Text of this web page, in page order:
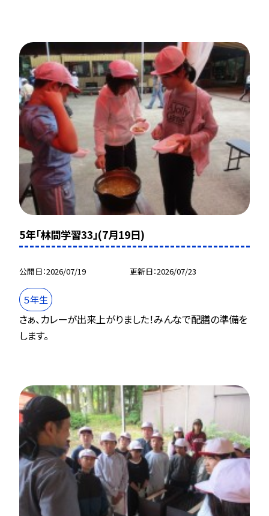
5年「林間学習33」(7月19日)
公開日 2026/07/19 更新日 2026/07/23
５年生
さぁ、カレーが出来上がりました！みんなで配膳の準備を
します。